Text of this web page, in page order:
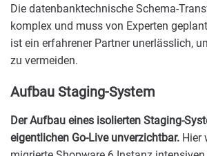
Die datenbanktechnische Schema-
komplex und muss von Experten
ist ein erfahrener Partner unerlässlich,
zu vermeiden.
Aufbau Staging-System
Der Aufbau eines isolierten Staging-
eigentlichen Go-Live unverzichtbar. Hier